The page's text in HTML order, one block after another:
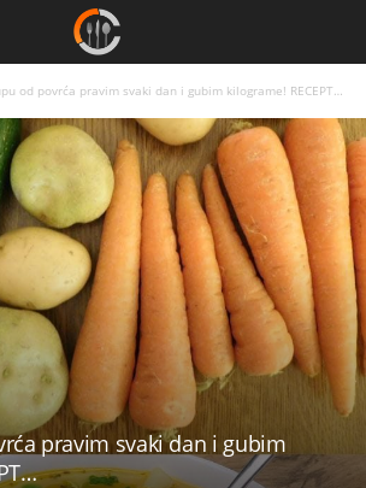
od povrća pravim svaki dan i gubim kilograme! RECEPT…
pravim svaki dan i gubim